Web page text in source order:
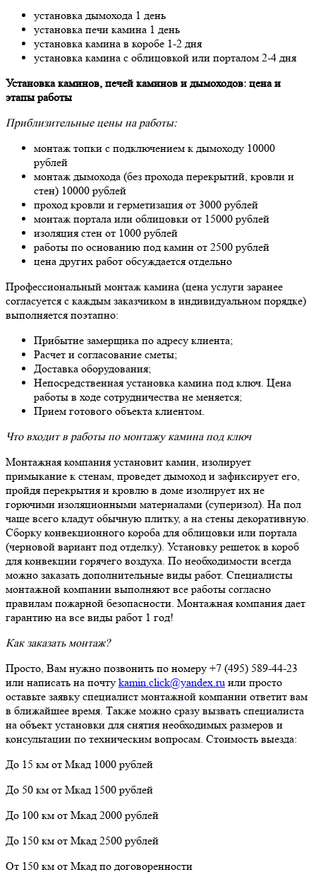
установка дымохода 1 день
установка печи камина 1 день
установка камина в коробе 1-2 дня
установка камина с облицовкой или порталом 2-4 дня
Установка каминов, печей каминов и дымоходов: цена и
этапы работы
Приблизительные цены на работы:
монтаж топки с подключением к дымоходу 10000
рублей
монтаж дымохода (без прохода перекрытий, кровли и
стен) 10000 рублей
проход кровли и герметизация от 3000 рублей
монтаж портала или облицовки от 15000 рублей
изоляция стен от 1000 рублей
работы по основанию под камин от 2500 рублей
цена других работ обсуждается отдельно
Профессиональный монтаж камина (цена услуги заранее
согласуется с каждым заказчиком в индивидуальном порядке)
выполняется поэтапно:
Прибытие замерщика по адресу клиента;
Расчет и согласование сметы;
Доставка оборудования;
Непосредственная установка камина под ключ. Цена
работы в ходе сотрудничества не меняется;
Прием готового объекта клиентом.
Что входит в работы по монтажу камина под ключ
Монтажная компания установит камин, изолирует
примыкание к стенам, проведет дымоход и зафиксирует его,
пройдя перекрытия и кровлю в доме изолирует их не
горючими изоляционными материалами (суперизол). На пол
чаще всего кладут обычную плитку, а на стены декоративную.
Сборку конвекционного короба для облицовки или портала
(черновой вариант под отделку). Установку решеток в короб
для конвекции горячего воздуха. По необходимости всегда
можно заказать дополнительные виды работ. Специалисты
монтажной компании выполняют все работы согласно
правилам пожарной безопасности. Монтажная компания дает
гарантию на все виды работ 1 год!
Как заказать монтаж?
Просто, Вам нужно позвонить по номеру +7 (495) 589-44-23
или написать на почту kamin.click@yandex.ru или просто
оставьте заявку специалист монтажной компании ответит вам
в ближайшее время. Также можно сразу вызвать специалиста
на объект установки для снятия необходимых размеров и
консультации по техническим вопросам. Стоимость выезда:
До 15 км от Мкад 1000 рублей
До 50 км от Мкад 1500 рублей
До 100 км от Мкад 2000 рублей
До 150 км от Мкад 2500 рублей
От 150 км от Мкад по договоренности